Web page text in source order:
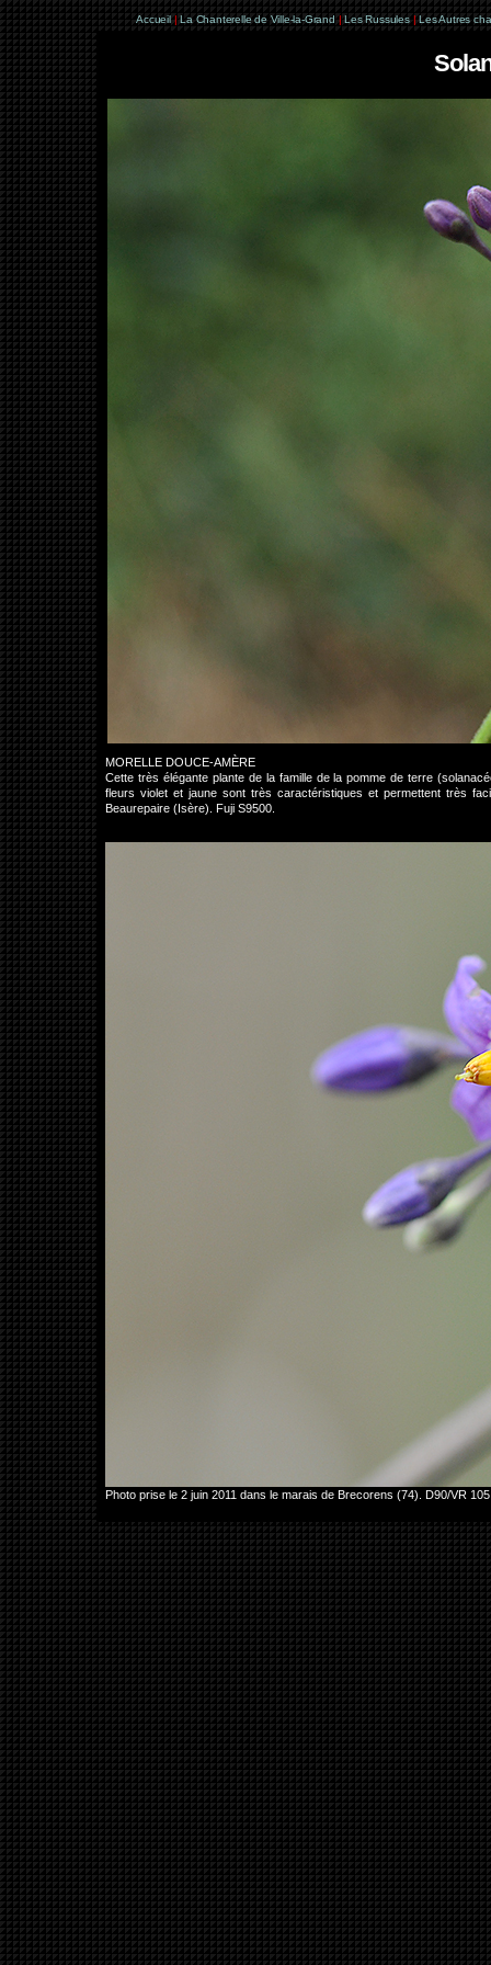
Accueil | La Chanterelle de Ville-la-Grand | Les Russules | Les Autres
MORELLE DOUCE-AMÈRE
Cette très élégante plante de la famille de la pomme de terre
fleurs violet et jaune sont très caractéristiques et permettent très
Beaurepaire (Isère). Fuji S9500.
Photo prise le 2 juin 2011 dans le marais de Brecorens (74). D90/VR